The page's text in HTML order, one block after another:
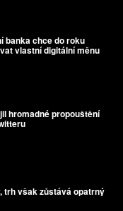
banka chce do roku
vlastní digitální měnu
hromadné propouštění
trh však zůstává opatrný